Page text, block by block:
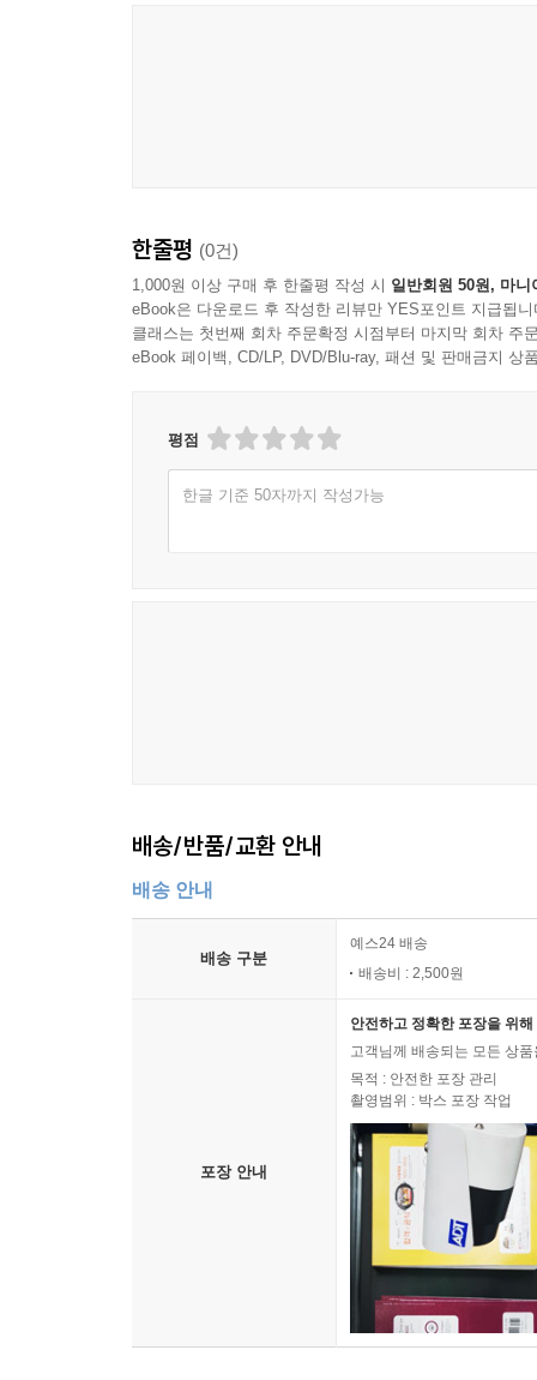
한줄평 (0건)
1,000원 이상 구매 후 한줄평 작성 시 일반회원 50원, 마니
eBook은 다운로드 후 작성한 리뷰만 YES포인트 지급됩니
클래스는 첫번째 회차 주문확정 시점부터 마지막 회차 주
eBook 페이백, CD/LP, DVD/Blu-ray, 패션 및 판매금지 상
평점
한글 기준 50자까지 작성가능
배송/반품/교환 안내
배송 안내
배송 구분
예스24 배송
배송비 : 2,500원
포장 안내
안전하고 정확한 포장을 위
고객님께 배송되는 모든 상
목적 : 안전한 포장 관리
촬영범위 : 박스 포장 작업